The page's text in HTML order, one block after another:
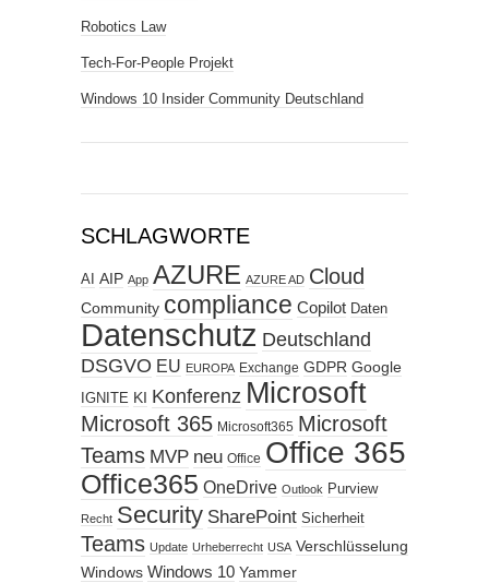
Robotics Law
Tech-For-People Projekt
Windows 10 Insider Community Deutschland
SCHLAGWORTE
AI AIP App AZURE AZURE AD Cloud
Community compliance Copilot Daten
Datenschutz Deutschland
DSGVO EU EUROPA Exchange GDPR Google
IGNITE KI Konferenz Microsoft
Microsoft 365 Microsoft365 Microsoft
Teams MVP neu Office Office 365
Office365 OneDrive Outlook Purview
Recht Security SharePoint Sicherheit
Teams Update Urheberrecht USA Verschlüsselung
Windows Windows 10 Yammer